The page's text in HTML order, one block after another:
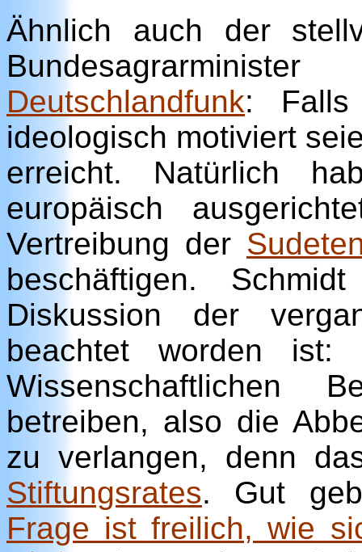
Ähnlich auch der
Deutschlandfunk: Falls
ideologisch motiviert
erreicht. Natürlich
europäisch
Vertreibung der
beschäftigen.
Diskussion der
beachtet worden
Wissenschaftlichen
betreiben, also die
zu verlangen, denn
Stiftungsrates. Gut
Frage ist freilich, wie